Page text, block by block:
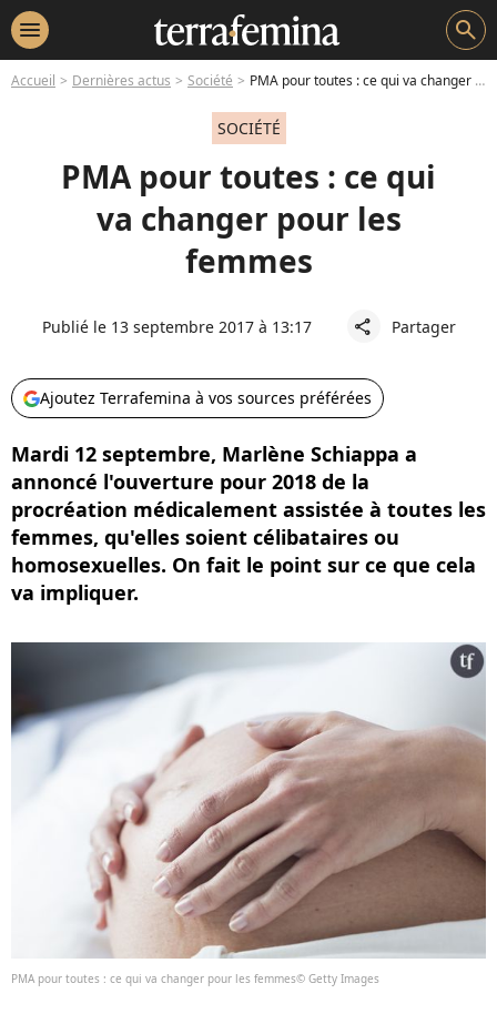
menu search
Accueil Dernières actus Société PMA pour toutes : ce qui va changer pour les femmes
SOCIÉTÉ
PMA pour toutes : ce qui
va changer pour les
femmes
Publié le 13 septembre 2017 à 13:17 share Partager
Ajoutez Terrafemina à vos sources préférées
Mardi 12 septembre, Marlène Schiappa a
annoncé l'ouverture pour 2018 de la
procréation médicalement assistée à toutes les
femmes, qu'elles soient célibataires ou
homosexuelles. On fait le point sur ce que cela
va impliquer.
PMA pour toutes : ce qui va changer pour les femmes© Getty Images